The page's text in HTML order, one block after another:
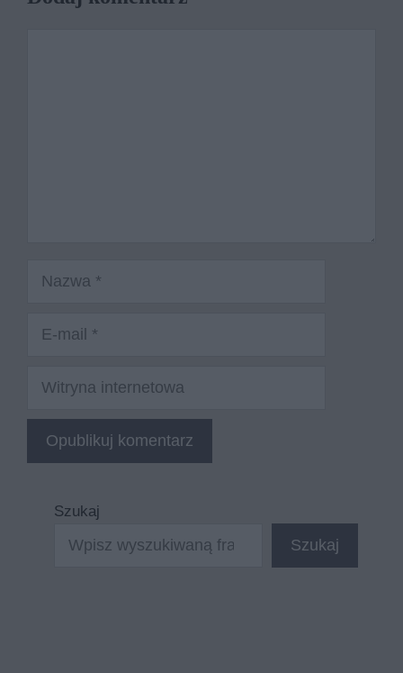
Nazwa
Witryna
Szukaj
Szukaj